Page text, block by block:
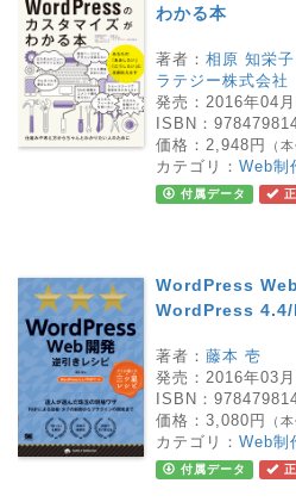
わかる本
著者： 相原 知栄子
ラテジー株式会社
発売： 2016年04
ISBN：
価格： 2,948円 （
カテゴリ： Web制
付属データ 正
WordPress
WordPress 4.4/
著者： 藤本 壱
発売： 2016年03
ISBN：
価格： 3,080円 （
カテゴリ： Web制
付属データ 正